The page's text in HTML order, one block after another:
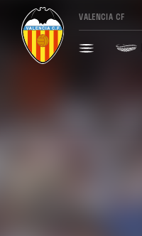
VALENCIA CF